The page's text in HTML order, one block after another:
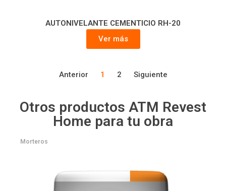
AUTONIVELANTE CEMENTICIO RH-20
Ver más
Anterior 1 2 Siguiente
Morteros
Otros productos ATM Revest
Home para tu obra